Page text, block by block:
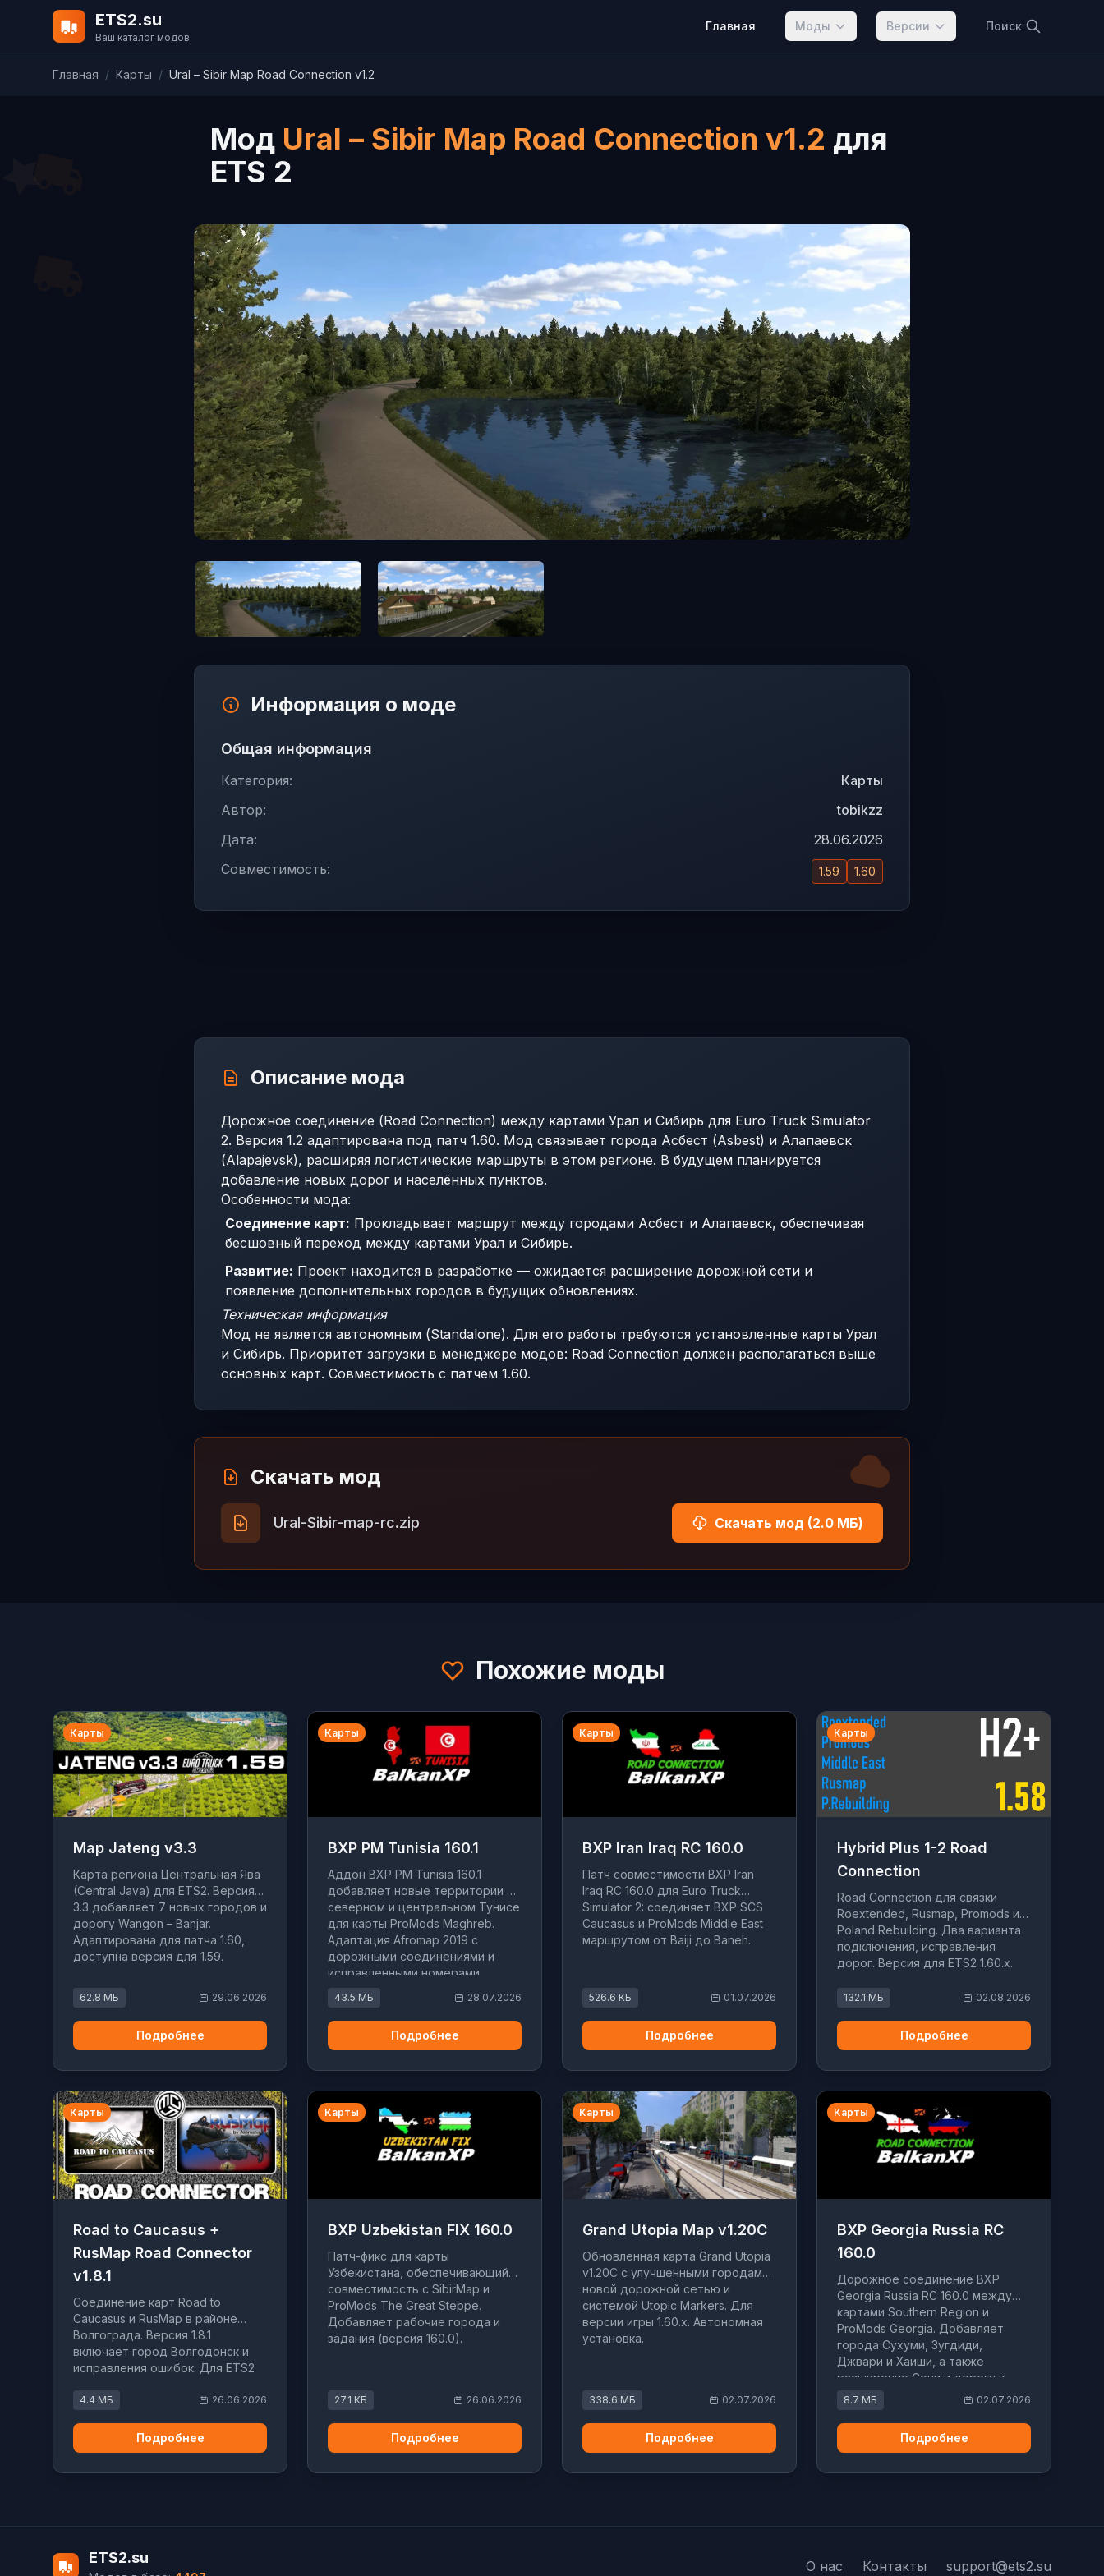
ETS2.su
Ваш каталог модов
Главная Моды Версии Поиск
Главная / Карты / Ural – Sibir Map Road Connection v1.2
Мод Ural – Sibir Map Road Connection v1.2 для
ETS 2
Информация о моде
Общая информация
Категория:
Карты
Автор:
tobikzz
Дата:
28.06.2026
Совместимость:
1.59 1.60
Описание мода
Дорожное соединение (Road Connection) между картами Урал и Сибирь для Euro Truck Simulator
2. Версия 1.2 адаптирована под патч 1.60. Мод связывает города Асбест (Asbest) и Алапаевск
(Alapajevsk), расширяя логистические маршруты в этом регионе. В будущем планируется
добавление новых дорог и населённых пунктов.
Особенности мода:
Соединение карт: Прокладывает маршрут между городами Асбест и Алапаевск, обеспечивая
бесшовный переход между картами Урал и Сибирь.
Развитие: Проект находится в разработке — ожидается расширение дорожной сети и
появление дополнительных городов в будущих обновлениях.
Техническая информация
Мод не является автономным (Standalone). Для его работы требуются установленные карты Урал
и Сибирь. Приоритет загрузки в менеджере модов: Road Connection должен располагаться выше
основных карт. Совместимость с патчем 1.60.
Скачать мод
Ural-Sibir-map-rc.zip Скачать мод (2.0 МБ)
Похожие моды
Карты
Map Jateng v3.3
Карта региона Центральная Ява
(Central Java) для ETS2. Версия
3.3 добавляет 7 новых городов и
дорогу Wangon – Banjar.
Адаптирована для патча 1.60,
доступна версия для 1.59.
62.8 МБ 29.06.2026
Подробнее
Карты
BXP PM Tunisia 160.1
Аддон BXP PM Tunisia 160.1
добавляет новые территории в
северном и центральном Тунисе
для карты ProMods Maghreb.
Адаптация Afromap 2019 с
дорожными соединениями и
исправленными номерами.
43.5 МБ 28.07.2026
Подробнее
Карты
BXP Iran Iraq RC 160.0
Патч совместимости BXP Iran
Iraq RC 160.0 для Euro Truck
Simulator 2: соединяет BXP SCS
Caucasus и ProMods Middle East
маршрутом от Baiji до Baneh.
526.6 КБ 01.07.2026
Подробнее
Карты
Hybrid Plus 1-2 Road
Connection
Road Connection для связки
Roextended, Rusmap, Promods и
Poland Rebuilding. Два варианта
подключения, исправления
дорог. Версия для ETS2 1.60.x.
132.1 МБ 02.08.2026
Подробнее
Карты
Road to Caucasus +
RusMap Road Connector
v1.8.1
Соединение карт Road to
Caucasus и RusMap в районе
Волгограда. Версия 1.8.1
включает город Волгодонск и
исправления ошибок. Для ETS2
4.4 МБ 26.06.2026
Подробнее
Карты
BXP Uzbekistan FIX 160.0
Патч-фикс для карты
Узбекистана, обеспечивающий
совместимость с SibirMap и
ProMods The Great Steppe.
Добавляет рабочие города и
задания (версия 160.0).
27.1 КБ 26.06.2026
Подробнее
Карты
Grand Utopia Map v1.20C
Обновленная карта Grand Utopia
v1.20C с улучшенными городами,
новой дорожной сетью и
системой Utopic Markers. Для
версии игры 1.60.x. Автономная
установка.
338.6 МБ 02.07.2026
Подробнее
Карты
BXP Georgia Russia RC
160.0
Дорожное соединение BXP
Georgia Russia RC 160.0 между
картами Southern Region и
ProMods Georgia. Добавляет
города Сухуми, Зугдиди,
Джвари и Хаиши, а также
расширение Сочи и дорогу к
Домбаю.
8.7 МБ 02.07.2026
Подробнее
ETS2.su О нас Контакты support@ets2.su